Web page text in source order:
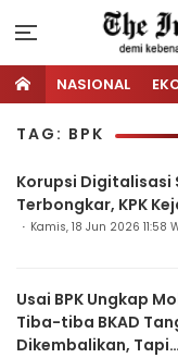
NASIONAL
TAG: BPK
Korupsi Digitalisasi
Terbongkar, KPK
Kamis, 18 Jun 2026 11:58
Usai BPK Ungkap
Tiba-tiba BKAD
Dikembalikan, Tapi…